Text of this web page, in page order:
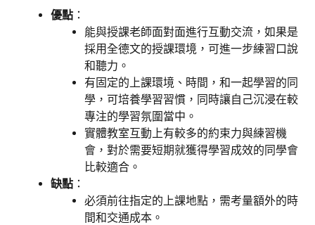
優點 ：
能與授課老師面對面進行互動交流，如果是
採用全德文的授課環境，可進一步練習口說
和聽力。
有固定的上課環境、時間，和一起學習的同
學，可培養學習習慣，同時讓自己沉浸在較
專注的學習氛圍當中。
實體教室互動上有較多的約束力與練習機
會，對於需要短期就獲得學習成效的同學會
比較適合。
缺點 ：
必須前往指定的上課地點，需考量額外的時
間和交通成本。